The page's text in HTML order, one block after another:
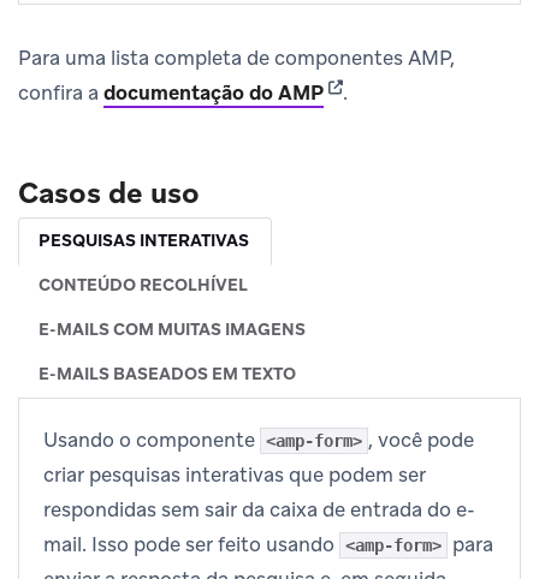
Para uma lista completa de componentes AMP,
confira a documentação do AMP(opens in new tab)
.
Casos de uso
PESQUISAS INTERATIVAS
CONTEÚDO RECOLHÍVEL
E-MAILS COM MUITAS IMAGENS
E-MAILS BASEADOS EM TEXTO
Usando o componente <amp-form> , você pode
criar pesquisas interativas que podem ser
respondidas sem sair da caixa de entrada do e-
mail. Isso pode ser feito usando
<amp-form>
para